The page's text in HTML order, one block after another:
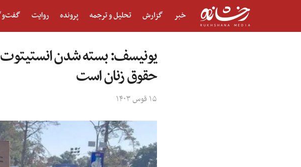
خبر گزارش تحلیل و ترجمه پرونده روایت گفت‌و‎گو
یونیسف: بسته شدن
حقوق زنان است
۱۵ قوس ۱۴۰۳